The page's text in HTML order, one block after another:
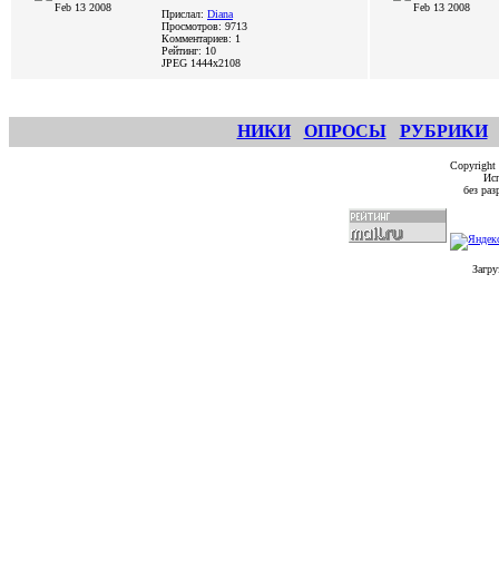
Feb 13 2008
Прислал: Diana
Просмотров: 9713
Комментариев: 1
Рейтинг: 10
JPEG 1444x2108
Feb 13 2008
НИКИ ОПРОСЫ РУБРИКИ
без